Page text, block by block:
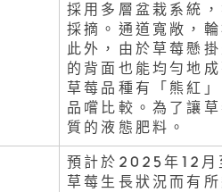
採用多層盆栽系統
採摘。通道寬敞，
此外，由於草莓懸
的背面也能均勻地成
草莓品種有「熊紅
品嚐比較。為了讓
質的液態肥料。
預計於2025年12月
草莓生長狀況而有所